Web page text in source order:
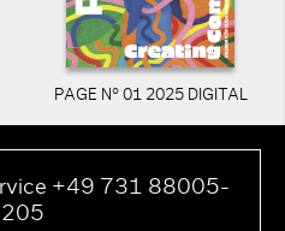
PAGE N° 01 2025 DIGITAL
+49 731 88005-